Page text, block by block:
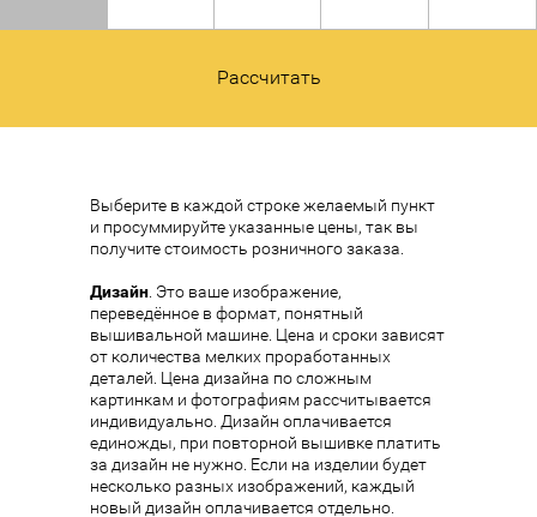
Рассчитать
Выберите в каждой строке желаемый пункт
и просуммируйте указанные цены, так вы
получите стоимость розничного заказа.
Дизайн. Это ваше изображение,
переведённое в формат, понятный
вышивальной машине. Цена и сроки зависят
от количества мелких проработанных
деталей. Цена дизайна по сложным
картинкам и фотографиям рассчитывается
индивидуально. Дизайн оплачивается
единожды, при повторной вышивке платить
за дизайн не нужно. Если на изделии будет
несколько разных изображений, каждый
новый дизайн оплачивается отдельно.